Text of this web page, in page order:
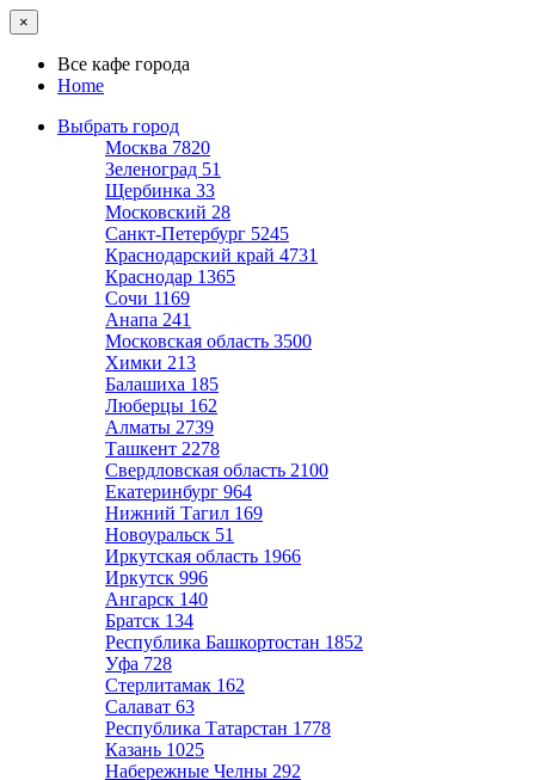
×
Все кафе города
Home
Выбрать город
Москва 7820
Зеленоград 51
Щербинка 33
Московский 28
Санкт-Петербург 5245
Краснодарский край 4731
Краснодар 1365
Сочи 1169
Анапа 241
Московская область 3500
Химки 213
Балашиха 185
Люберцы 162
Алматы 2739
Ташкент 2278
Свердловская область 2100
Екатеринбург 964
Нижний Тагил 169
Новоуральск 51
Иркутская область 1966
Иркутск 996
Ангарск 140
Братск 134
Республика Башкортостан 1852
Уфа 728
Стерлитамак 162
Салават 63
Республика Татарстан 1778
Казань 1025
Набережные Челны 292